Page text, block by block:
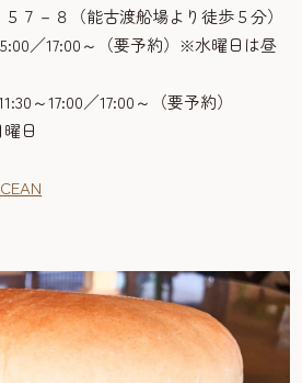
７－８（能古渡船場より徒歩５分）
／17:00～（要予約）※水曜日は昼
／17:00～（要予約）
日